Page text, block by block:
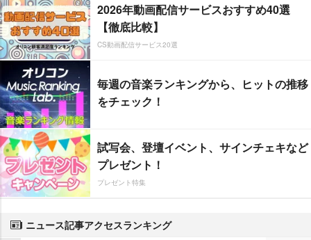
2026年動画配信サービスおすすめ40選
【徹底比較】
CS動画配信サービス20選
毎週の音楽ランキングから、ヒットの推移
をチェック！
試写会、登壇イベント、サインチェキなど
プレゼント！
プレゼント特集
ニュース記事アクセスランキング